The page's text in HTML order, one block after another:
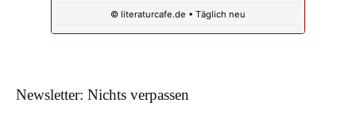
© literaturcafe.de • Täglich neu
Newsletter: Nichts verpassen